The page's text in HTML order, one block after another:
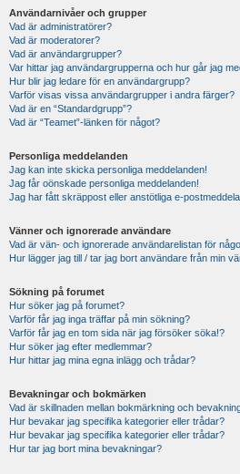
Användarnivåer och grupper
Vad är administratörer?
Vad är moderatorer?
Vad är användargrupper?
Var hittar jag användargrupperna och hur går jag
Hur blir jag ledare för en användargrupp?
Varför visas vissa användargrupper i andra färger?
Vad är en “Standardgrupp”?
Vad är “Teamet”-länken för något?
Personliga meddelanden
Jag kan inte skicka personliga meddelanden!
Jag får oönskade personliga meddelanden!
Jag har fått skräppost eller anstötliga e-
Vänner och ignorerade användare
Vad är vän- och ignorerade användarelistan för
Hur lägger jag till / tar jag bort användare från min
Sökning på forumet
Hur söker jag på forumet?
Varför får jag inga träffar på min sökning?
Varför får jag en tom sida när jag försöker söka!?
Hur söker jag efter medlemmar?
Hur hittar jag mina egna inlägg och trådar?
Bevakningar och bokmärken
Vad är skillnaden mellan bokmärkning och
Hur bevakar jag specifika kategorier eller trådar?
Hur bevakar jag specifika kategorier eller trådar?
Hur tar jag bort mina bevakningar?